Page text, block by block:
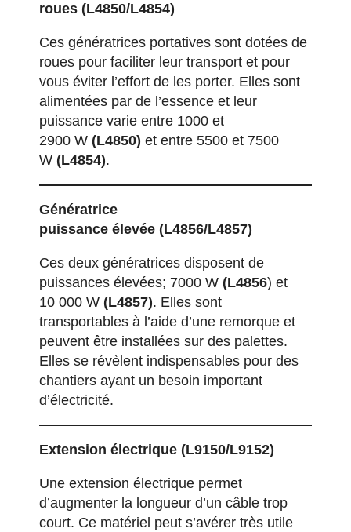
roues (L4850/L4854)
Ces génératrices portatives sont dotées de
roues pour faciliter leur transport et pour
vous éviter l’effort de les porter. Elles sont
alimentées par de l’essence et leur
puissance varie entre 1000 et
2900 W (L4850) et entre 5500 et 7500
W (L4854).
Génératrice
puissance élevée (L4856/L4857)
Ces deux génératrices disposent de
puissances élevées; 7000 W (L4856) et
10 000 W (L4857). Elles sont
transportables à l’aide d’une remorque et
peuvent être installées sur des palettes.
Elles se révèlent indispensables pour des
chantiers ayant un besoin important
d’électricité.
Extension é lectrique (L9150/L9152)
Une extension électrique permet
d’augmenter la longueur d’un câble trop
court. Ce matériel peut s’avérer très utile